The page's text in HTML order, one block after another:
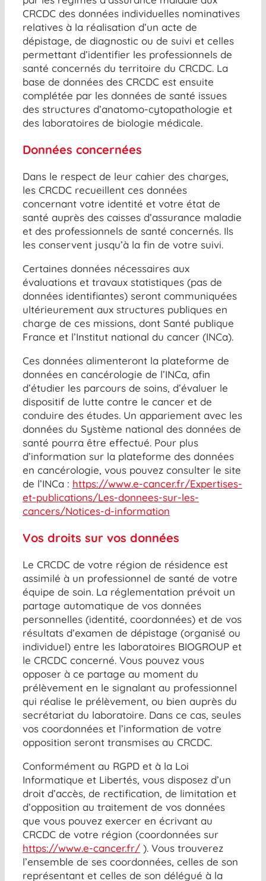
CRCDC des données individuelles nominatives
relatives à la réalisation d’un acte de
dépistage, de diagnostic ou de suivi et celles
permettant d’identifier les professionnels de
santé concernés du territoire du CRCDC. La
base de données des CRCDC est ensuite
complétée par les données de santé issues
des structures d’anatomo-cytopathologie et
des laboratoires de biologie médicale.
Données concernées
Dans le respect de leur cahier des charges,
les CRCDC recueillent ces données
concernant votre identité et votre état de
santé auprès des caisses d’assurance maladie
et des professionnels de santé concernés. Ils
les conservent jusqu’à la fin de votre suivi.
Certaines données nécessaires aux
évaluations et travaux statistiques (pas de
données identifiantes) seront communiquées
ultérieurement aux structures publiques en
charge de ces missions, dont Santé publique
France et l’Institut national du cancer (INCa).
Ces données alimenteront la plateforme de
données en cancérologie de l’INCa, afin
d’étudier les parcours de soins, d’évaluer le
dispositif de lutte contre le cancer et de
conduire des études. Un appariement avec les
données du Système national des données de
santé pourra être effectué. Pour plus
d’information sur la plateforme des données
en cancérologie, vous pouvez consulter le site
de l’INCa : https://www.e-cancer.fr/Expertises-
et-publications/Les-donnees-sur-les-
cancers/Notices-d-information
Vos droits sur vos données
Le CRCDC de votre région de résidence est
assimilé à un professionnel de santé de votre
équipe de soin. La réglementation prévoit un
partage automatique de vos données
personnelles (identité, coordonnées) et de vos
résultats d’examen de dépistage (organisé ou
individuel) entre les laboratoires BIOGROUP et
le CRCDC concerné. Vous pouvez vous
opposer à ce partage au moment du
prélèvement en le signalant au professionnel
qui réalise le prélèvement, ou bien auprès du
secrétariat du laboratoire. Dans ce cas, seules
vos coordonnées et l’information de votre
opposition seront transmises au CRCDC.
Conformément au RGPD et à la Loi
Informatique et Libertés, vous disposez d’un
droit d’accès, de rectification, de limitation et
d’opposition au traitement de vos données
que vous pouvez exercer en écrivant au
CRCDC de votre région (coordonnées sur
https://www.e-cancer.fr/). Vous trouverez
l’ensemble de ses coordonnées, celles de son
représentant et celles de son délégué à la